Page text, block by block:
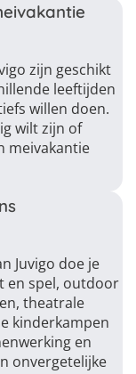
zijn geschikt
leeftijden
willen doen.
wilt zijn of
meivakantie
Juvigo doe je
en spel, outdoor
theatrale
kinderkampen
en
onvergetelijke